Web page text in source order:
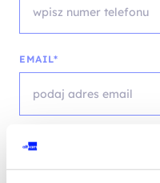
EMAIL*
WOJEWÓDZTWO*